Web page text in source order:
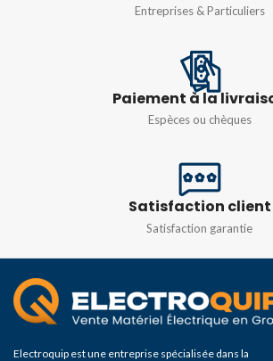
Entreprises & Particuliers
Paiement à la
Espèces ou chèques
Satisfaction client
Satisfaction garantie
Electroquip est une entreprise spécialisée dans la